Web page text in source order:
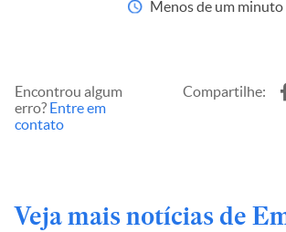
Menos de um minuto
Encontrou algum
erro? Entre em
contato
Compartilhe:
Veja mais notícias de